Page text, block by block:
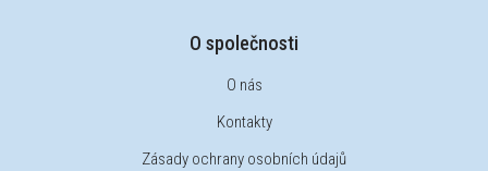
O společnosti
O nás
Kontakty
Zásady ochrany osobních údajů